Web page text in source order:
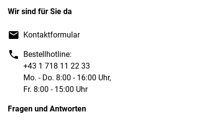
Wir sind für Sie da
Kontaktformular
Bestellhotline:
+43 1 718 11 22 33
Mo. - Do. 8:00 - 16:00 Uhr,
Fr. 8:00 - 15:00 Uhr
Fragen und Antworten